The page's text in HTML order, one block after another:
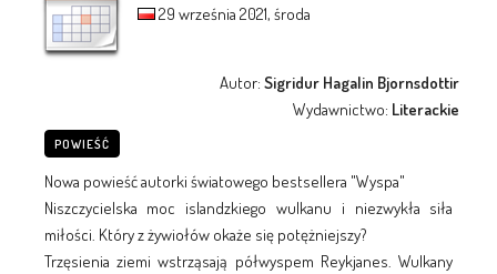
29 września 2021, środa
Autor:Sigridur Hagalin Bjornsdottir
Wydawnictwo: Literackie
POWIEŚĆ
Nowa powieść autorki światowego bestsellera "Wyspa"
Niszczycielska moc islandzkiego wulkanu i niezwykła siła
miłości. Który z żywiołów okaże się potężniejszy?
Trzęsienia ziemi wstrząsają półwyspem Reykjanes. Wulkany